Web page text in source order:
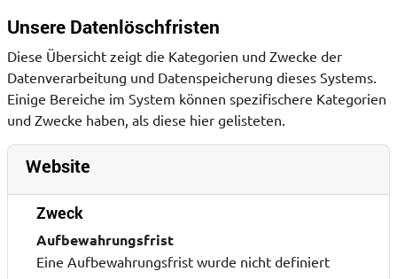
Blöcke
Unsere Datenlöschfristen
Diese Übersicht zeigt die Kategorien und Zwecke der
Datenverarbeitung und Datenspeicherung dieses Systems.
Einige Bereiche im System können spezifischere Kategorien
und Zwecke haben, als diese hier gelisteten.
Website
Zweck
Aufbewahrungsfrist
Eine Aufbewahrungsfrist wurde nicht definiert